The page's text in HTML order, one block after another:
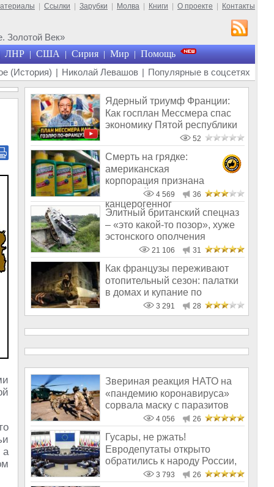
Ссылки Зарубки Молва Книги О проекте Контакты
Золотой Век»
ЛНР | США | Сирия | Мир | Помощь
(История) | Николай Левашов | Популярные в соцсетях
а
Ядерный триумф Франции:
Как госплан Мессмера спас
экономику Пятой республики
52
Смерть на грядке:
американская
корпорация признана
виновной в продаже
канцерогенног
4 569 36
Элитный британский спецназ
– «это какой-то позор», хуже
эстонского ополчения
21 106 31
Как французы переживают
отопительный сезон: палатки
в домах и купание по
расписанию3 291 28
Звериная реакция НАТО на
«пандемию коронавируса»
сорвала маску с паразитов
4 056 26
Гусары, не ржать!
Евродепутаты открыто
обратились к народу России,
призвав нас «пом
3 793 26